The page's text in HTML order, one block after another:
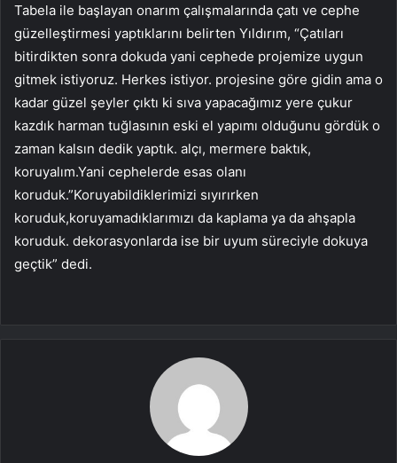
Tabela ile başlayan onarım çalışmalarında çatı ve cephe
güzelleştirmesi yaptıklarını belirten Yıldırım, “Çatıları
bitirdikten sonra dokuda yani cephede projemize uygun
gitmek istiyoruz. Herkes istiyor. projesine göre gidin ama o
kadar güzel şeyler çıktı ki sıva yapacağımız yere çukur
kazdık harman tuğlasının eski el yapımı olduğunu gördük o
zaman kalsın dedik yaptık. alçı, mermere baktık,
koruyalım.Yani cephelerde esas olanı
koruduk.”Koruyabildiklerimizi sıyırırken
koruduk,koruyamadıklarımızı da kaplama ya da ahşapla
koruduk. dekorasyonlarda ise bir uyum süreciyle dokuya
geçtik” dedi.